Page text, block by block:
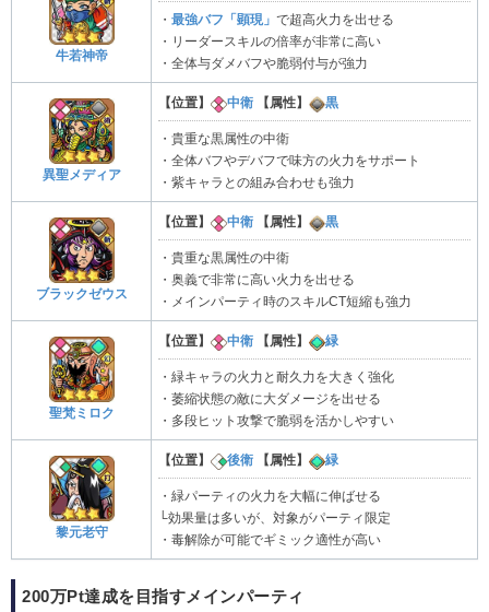
牛若神帝
・ 最強バフ「顕現」 で超高火力を出せる
・リーダースキルの倍率が非常に高い
・全体与ダメバフや脆弱付与が強力
異聖メディア
【位置】 中衛 【属性】 黒
・貴重な黒属性の中衛
・全体バフやデバフで味方の火力をサポート
・紫キャラとの組み合わせも強力
ブラックゼウス
【位置】 中衛 【属性】 黒
・貴重な黒属性の中衛
・奥義で非常に高い火力を出せる
・メインパーティ時のスキルCT短縮も強力
聖梵ミロク
【位置】 中衛 【属性】 緑
・緑キャラの火力と耐久力を大きく強化
・萎縮状態の敵に大ダメージを出せる
・多段ヒット攻撃で脆弱を活かしやすい
黎元老守
【位置】 後衛 【属性】 緑
・緑パーティの火力を大幅に伸ばせる
└効果量は多いが、対象がパーティ限定
・毒解除が可能でギミック適性が高い
200万Pt達成を目指すメインパーティ